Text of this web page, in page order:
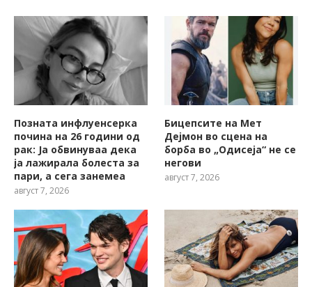
Позната инфлуенсерка
почина на 26 години од
рак: Ја обвинуваа дека
ја лажирала болеста за
пари, а сега занемеа
август 7, 2026
Бицепсите на Мет
Дејмон во сцена на
борба во „Одисеја“ не се
негови
август 7, 2026